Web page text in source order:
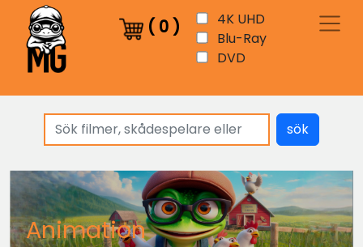
( 0 )
4K UHD
Blu-Ray
DVD
sök
Animation